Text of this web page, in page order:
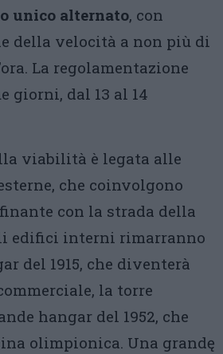
unico alternato, con
della velocità a non più di
La regolamentazione
giorni, dal 13 al 14
viabilità è legata alle
che coinvolgono
con la strada della
edifici interni rimarranno
del 1915, che diventerà
la torre
hangar del 1952, che
olimpionica. Una grandę